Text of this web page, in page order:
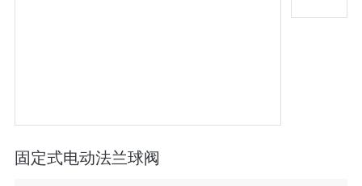
固定式电动法兰球阀